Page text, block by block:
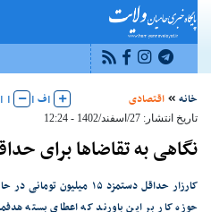
خانه اقتصادی |ف |
|
|
تاریخ انتشار: 27/اسفند/1402 - 12:24
نگاهی به تقاضاها برای
کارزار حداقل دستمزد ۱۵
حوزه کار بر این باورند که اعطای بسته